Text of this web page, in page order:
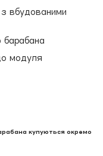
вбудованими
барабана
модуля
купуються окремо